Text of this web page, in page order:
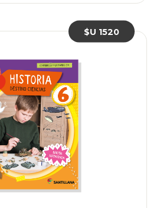
$U 1520